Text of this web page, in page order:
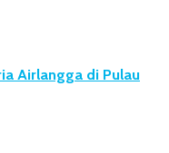
Airlangga di Pulau